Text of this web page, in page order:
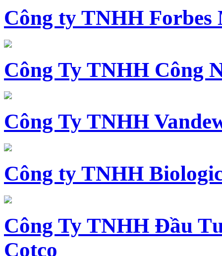
Công ty TNHH
Công Ty TNHH Công
Công Ty TNHH
Công ty TNHH
Công Ty TNHH Đầu
Cotco